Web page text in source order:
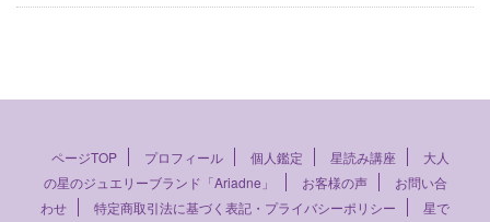
ページTOP プロフィール 個人鑑定 星読み講座
大人
の星のジュエリーブランド「Ariadne」
お客様の声
お問い合
わせ
特定商取引法に基づく表記・プライバシーポリシー
星で